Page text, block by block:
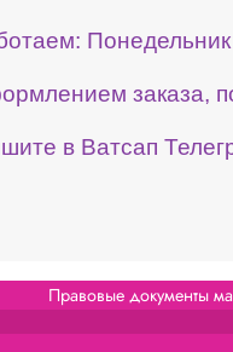
заказа,
в Ватсап
Правовые документы